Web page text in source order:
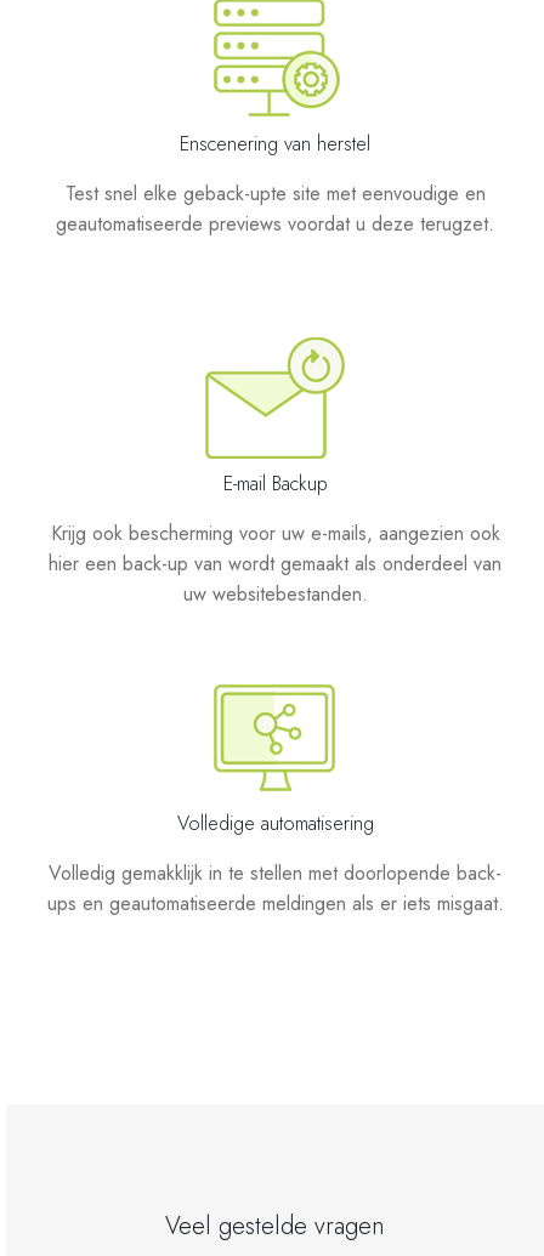
Enscenering van herstel
Test snel elke geback-upte site met eenvoudige en
geautomatiseerde previews voordat u deze terugzet.
E-mail Backup
Krijg ook bescherming voor uw e-mails, aangezien ook
hier een back-up van wordt gemaakt als onderdeel van
uw websitebestanden.
Volledige automatisering
Volledig gemakklijk in te stellen met doorlopende back-
ups en geautomatiseerde meldingen als er iets misgaat.
Veel gestelde vragen